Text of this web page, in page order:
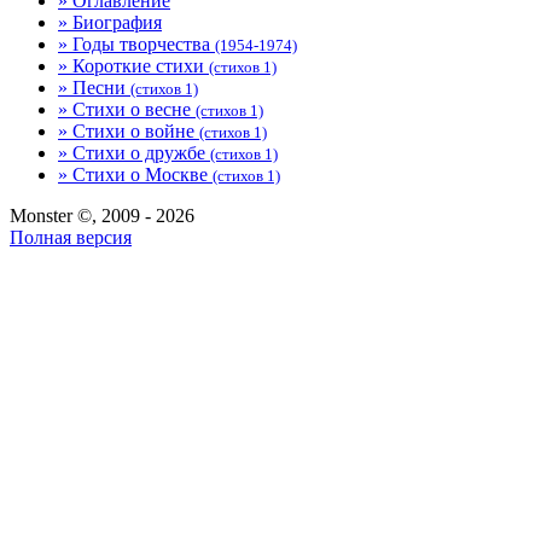
» Биография
» Годы творчества (1954-1974)
» Короткие стихи (стихов 1)
» Песни (стихов 1)
» Стихи о весне (стихов 1)
» Стихи о войне (стихов 1)
» Стихи о дружбе (стихов 1)
» Стихи о Москве (стихов 1)
Monster ©, 2009 - 2026
Полная версия